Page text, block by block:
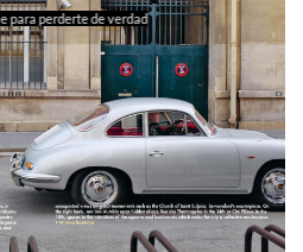
para perderte de verdad